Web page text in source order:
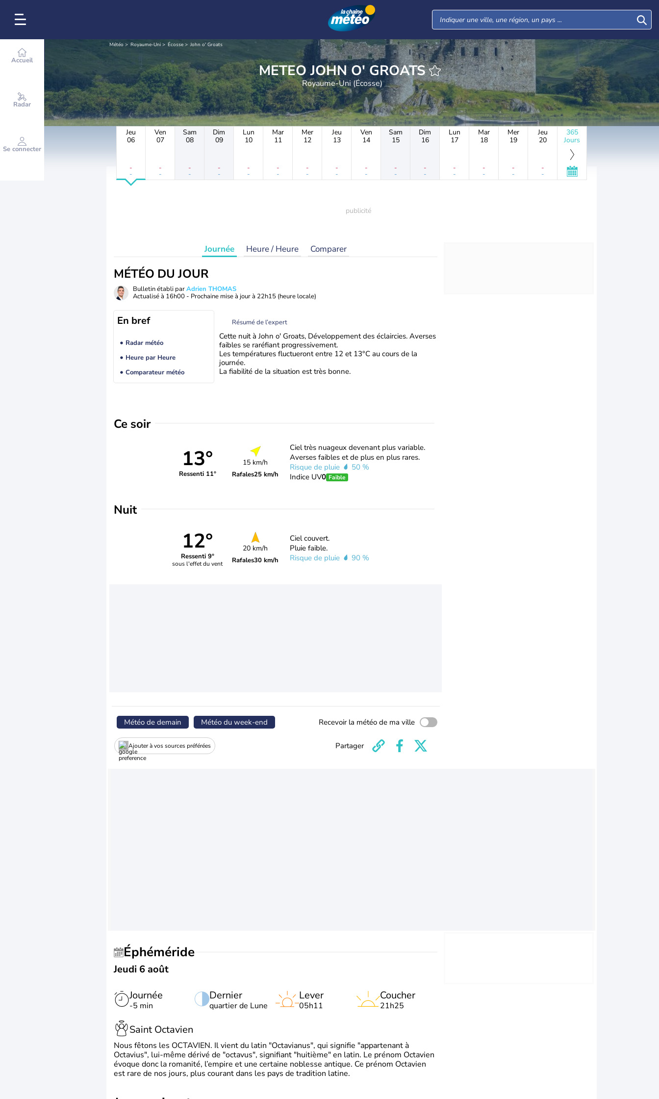
Accueil
Radar
Se connecter
Météo Royaume-Uni Écosse John o' Groats
METEO JOHN O' GROATS
Royaume-Uni (Écosse)
Jeu
06
-
-
Ven
07
-
-
Sam
08
-
-
Dim
09
-
-
Lun
10
-
-
Mar
11
-
-
Mer
12
-
-
Jeu
13
-
-
Ven
14
-
-
Sam
15
-
-
Dim
16
-
-
Lun
17
-
-
Mar
18
-
-
Mer
19
-
-
Jeu
20
-
-
365
Jours
Journée Heure / Heure Comparer
MÉTÉO DU JOUR
Bulletin établi parAdrien THOMAS
Actualisé à 16h00 - Prochaine mise à jour à 22h15 (heure locale)
En bref
Radar météo
Heure par Heure
Comparateur météo
Résumé de l’expert
Cette nuit à John o' Groats, Développement des éclaircies. Averses
faibles se raréfiant progressivement.
Les températures fluctueront entre 12 et 13°C au cours de la
journée.
La fiabilité de la situation est très bonne.
Ce soir
13°
Ressenti 11°
15 km/h
Rafales25 km/h
Ciel très nuageux devenant plus variable.
Averses faibles et de plus en plus rares.
Risque de pluie
50 %
Indice UV0 Faible
Nuit
12°
Ressenti 9°
sous l'effet du vent
20 km/h
Rafales30 km/h
Ciel couvert.
Pluie faible.
Risque de pluie
90 %
Météo de demain Météo du week-end Recevoir la météo de ma ville
Ajouter à vos sources préférées Partager
Éphéméride
Jeudi 6 août
Journée
-5 min
Dernier
quartier de Lune
Lever
05h11
Coucher
21h25
Saint Octavien
Nous fêtons les OCTAVIEN. Il vient du latin "Octavianus", qui signifie "appartenant à
Octavius", lui-même dérivé de "octavus", signifiant "huitième" en latin. Le prénom Octavien
évoque donc la romanité, l’empire et une certaine noblesse antique. Ce prénom Octavien
est rare de nos jours, plus courant dans les pays de tradition latine.